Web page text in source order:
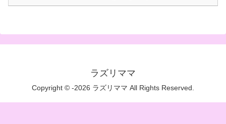
ラズリママ
Copyright © -2026 ラズリママ All Rights Reserved.